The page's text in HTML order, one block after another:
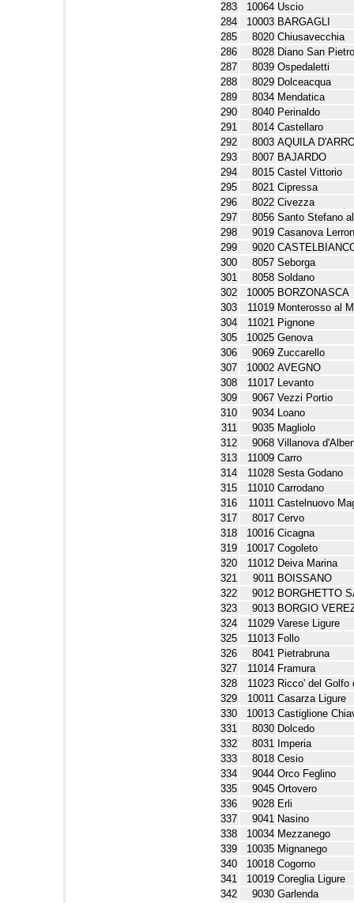
283
10064 Uscio
284
10003 BARGAGLI
285
8020 Chiusavecchia
286
8028 Diano San
287
8039 Ospedaletti
288
8029 Dolceacqua
289
8034 Mendatica
290
8040 Perinaldo
291
8014 Castellaro
292
8003 AQUILA
293
8007 BAJARDO
294
8015 Castel Vittorio
295
8021 Cipressa
296
8022 Civezza
297
8056 Santo Stefano
298
9019 Casanova
299
9020
300
8057 Seborga
301
8058 Soldano
302
10005 BORZONASCA
303
11019 Monterosso al
304
11021 Pignone
305
10025 Genova
306
9069 Zuccarello
307
10002 AVEGNO
308
11017 Levanto
309
9067 Vezzi Portio
310
9034 Loano
311
9035 Magliolo
312
9068 Villanova
313
11009 Carro
314
11028 Sesta Godano
315
11010 Carrodano
316
11011 Castelnuovo
317
8017 Cervo
318
10016 Cicagna
319
10017 Cogoleto
320
11012 Deiva Marina
321
9011 BOISSANO
322
9012 BORGHETTO
323
9013 BORGIO
324
11029 Varese Ligure
325
11013 Follo
326
8041 Pietrabruna
327
11014 Framura
328
11023 Ricco' del Golfo
329
10011 Casarza Ligure
330
10013 Castiglione
331
8030 Dolcedo
332
8031 Imperia
333
8018 Cesio
334
9044 Orco Feglino
335
9045 Ortovero
336
9028 Erli
337
9041 Nasino
338
10034 Mezzanego
339
10035 Mignanego
340
10018 Cogorno
341
10019 Coreglia Ligure
342
9030 Garlenda